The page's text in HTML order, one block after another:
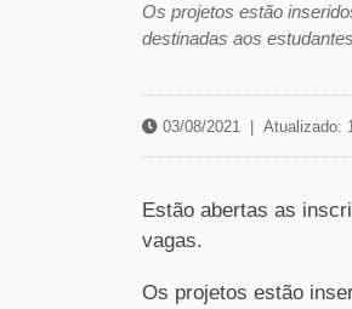
Os projetos estão
destinadas aos
03/08/2021 Atualizado:
Estão abertas as
vagas.
Os projetos estão